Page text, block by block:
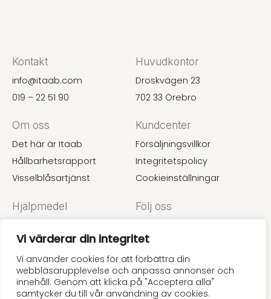
Vi värderar din integritet
Vi använder cookies för att förbättra din
webbläsarupplevelse och anpassa annonser och
innehåll. Genom att klicka på "Acceptera alla"
samtycker du till vår användning av cookies.
Kontakt
info@itaab.com
019 – 22 51 90
Huvudkontor
Droskvägen 23
702 33 Örebro
Om oss
Det här är Itaab
Hållbarhetsrapport
Visselblåsartjänst
Kundcenter
Försäljningsvillkor
Integritetspolicy
Cookieinställningar
Hjälpmedel
Akustik
Prislista
Följ oss
LinkedIn
Pinterest